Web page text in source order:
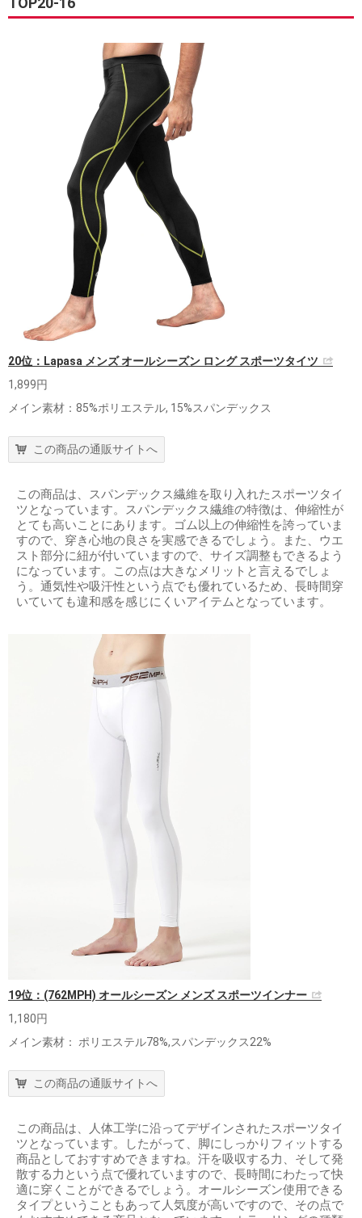
20位：Lapasa メンズ オールシーズン ロング スポーツタイツ
1,899円
メイン素材：85%ポリエステル, 15%スパンデックス
この商品の通販サイトへ
この商品は、スパンデックス繊維を取り入れたスポーツタイ
ツとなっています。スパンデックス繊維の特徴は、伸縮性が
とても高いことにあります。ゴム以上の伸縮性を誇っていま
すので、穿き心地の良さを実感できるでしょう。また、ウエ
スト部分に紐が付いていますので、サイズ調整もできるよう
になっています。この点は大きなメリットと言えるでしょ
う。通気性や吸汗性という点でも優れているため、長時間穿
いていても違和感を感じにくいアイテムとなっています。
19位：(762MPH) オールシーズン メンズ スポーツインナー
1,180円
メイン素材： ポリエステル78%,スパンデックス22%
この商品の通販サイトへ
この商品は、人体工学に沿ってデザインされたスポーツタイ
ツとなっています。したがって、脚にしっかりフィットする
商品としておすすめできますね。汗を吸収する力、そして発
散する力という点で優れていますので、長時間にわたって快
適に穿くことができるでしょう。オールシーズン使用できる
タイプということもあって人気度が高いですので、その点で